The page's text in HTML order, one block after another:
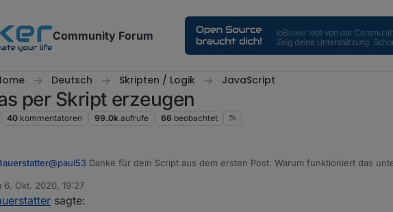
Community Forum
Deutsch Skripten / Logik JavaScript
per Skript erzeugen
40 kommentatoren 99.0k aufrufe 66 beobachtet
@paul53 Danke für dein Script aus dem ersten Post. Warum funktioniert das
"alias.0" erstellt wird, wird er auch aktualisiert??
6. Okt. 2020, 19:27
von
sagte: